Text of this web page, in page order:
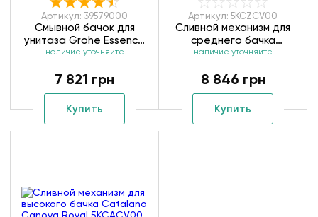
Артикул: 39579000
Смывной бачок для
унитаза Grohe Essence
39579000
наличие уточняйте
7 821 грн
Купить
Артикул: 5KCZCV00
Сливной механизм для
среднего бачка
Catalano Canova Royal
наличие уточняйте
8 846 грн
Купить